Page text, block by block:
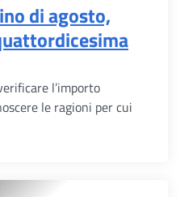
di agosto,
l’importo
le ragioni per cui